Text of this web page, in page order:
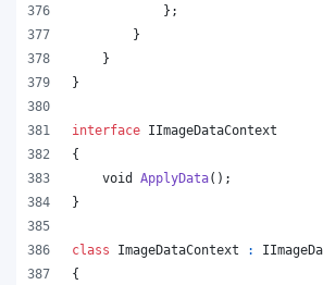
} ;
}
}
}
interface IImageDataContext
{
void
ApplyData( ) ;
}
class ImageDataContext :
{